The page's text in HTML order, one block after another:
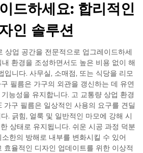
드하세요: 합리적인
인 솔루션
상업 공간을 전문적으로 업그레이드하세
환경을 조성하면서도 높은 비용 없이 해
입니다. 사무실, 소매점, 또는 식당을 리모
필름은 가구의 외관을 갱신하는 데 유연
능성을 유지합니다. 고 교통량 상업 환경
구 필름은 일상적인 사용의 요구를 견딜
. 긁힘, 얼룩 및 일반적인 마모에 강해 시
상태로 유지됩니다. 쉬운 시공 과정 덕분
한의 방해로 내부를 변화시킬 수 있어
율적인 디자인 업데이트를 위한 이상적